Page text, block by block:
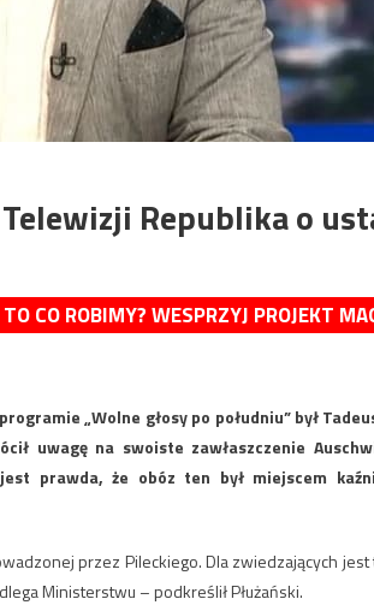
Republika o
CO ROBIMY? WESPRZYJ PROJEKT
„Wolne głosy po południu” był
uwagę na swoiste zawłaszczenie
prawda, że obóz ten był miejscem
przez Pileckiego. Dla zwiedzających
Ministerstwu – podkreślił Płużański.